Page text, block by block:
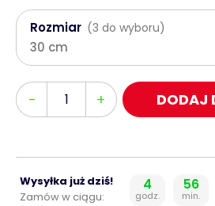
Rozmiar (3 do wyboru)
30 cm
-
Ilość + DODAJ
Wysyłka już dziś!
Zamów w ciągu:
4
godz.
56
min.